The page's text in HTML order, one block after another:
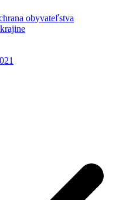
obyvateľstva